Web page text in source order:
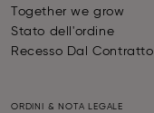
Together we grow
Stato dell'ordine
Recesso Dal Contratto
ORDINI & NOTA LEGALE